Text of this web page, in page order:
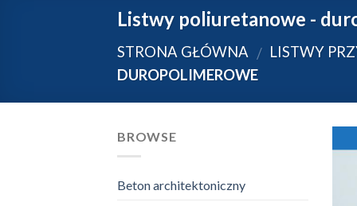
Listwy poliuretanowe -
STRONA GŁÓWNA / LISTWY
DUROPOLIMEROWE
BROWSE
Beton architektoniczny